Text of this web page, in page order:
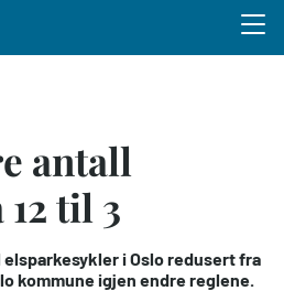
antall
til 3
i Oslo redusert fra
kommune igjen endre reglene.